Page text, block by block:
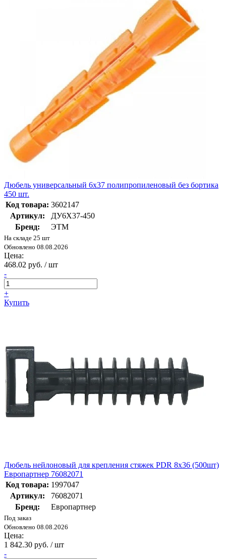
Дюбель универсальный 6х37 полипропиленовый без бортика
450 шт.
Код товара: 3602147
Артикул:
ДУ6Х37-450
Бренд:
ЭТМ
На складе 25 шт
Обновлено 08.08.2026
Цена:
468.02 руб. / шт
-
+
Купить
Дюбель нейлоновый для крепления стяжек PDR 8x36 (500шт)
Европартнер 76082071
Код товара: 1997047
Артикул:
76082071
Бренд:
Европартнер
Под заказ
Обновлено 08.08.2026
Цена:
1 842.30 руб. / шт
-